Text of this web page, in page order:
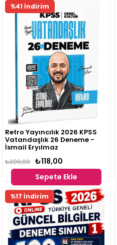
Retro Yayıncılık 2026 KPSS
Vatandaşlık 26 Deneme -
İsmail Eryılmaz
₺118,00
₺200,00
Sepete Ekle
%41 İndirim
%17 İndirim
Fırsat
Ürünü